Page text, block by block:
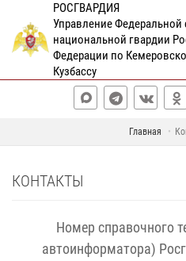
РОСГВАРДИЯ
Управление
национальной гвардии
Федерации по
Кузбассу
Главная
КОНТАКТЫ
Номер справочного
автоинформатора)